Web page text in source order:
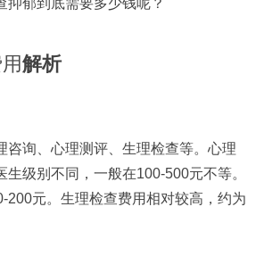
抑郁到底需要多少钱呢？
解析
咨询、心理测评、生理检查等。心理
生级别不同，一般在100-500元不等。
200元。生理检查费用相对较高，约为